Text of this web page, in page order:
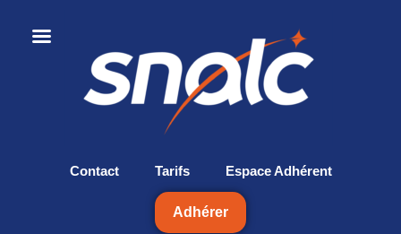
Contact Tarifs Espace Adhérent
Adhérer